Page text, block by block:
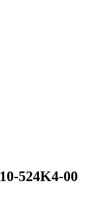
524K4-00